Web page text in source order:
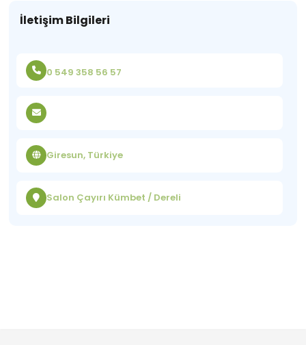
İletişim Bilgileri
0 549 358 56 57
Giresun, Türkiye
Salon Çayırı Kümbet / Dereli